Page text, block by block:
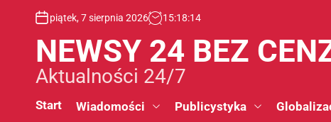
piątek, 7 sierpnia 2026 15:18:15
NEWSY 24 BEZ
Aktualności 24/7
Start Wiadomości Publicystyka